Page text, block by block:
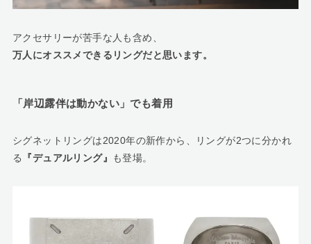
アクセサリーが苦手な人も含め、
万人にオススメできるリングだと思います。
「岸辺露伴は動かない」でも着用
シグネットリングは2020年の新作から、リングが2つに分かれ
る
『デュアルリング』 も登場。